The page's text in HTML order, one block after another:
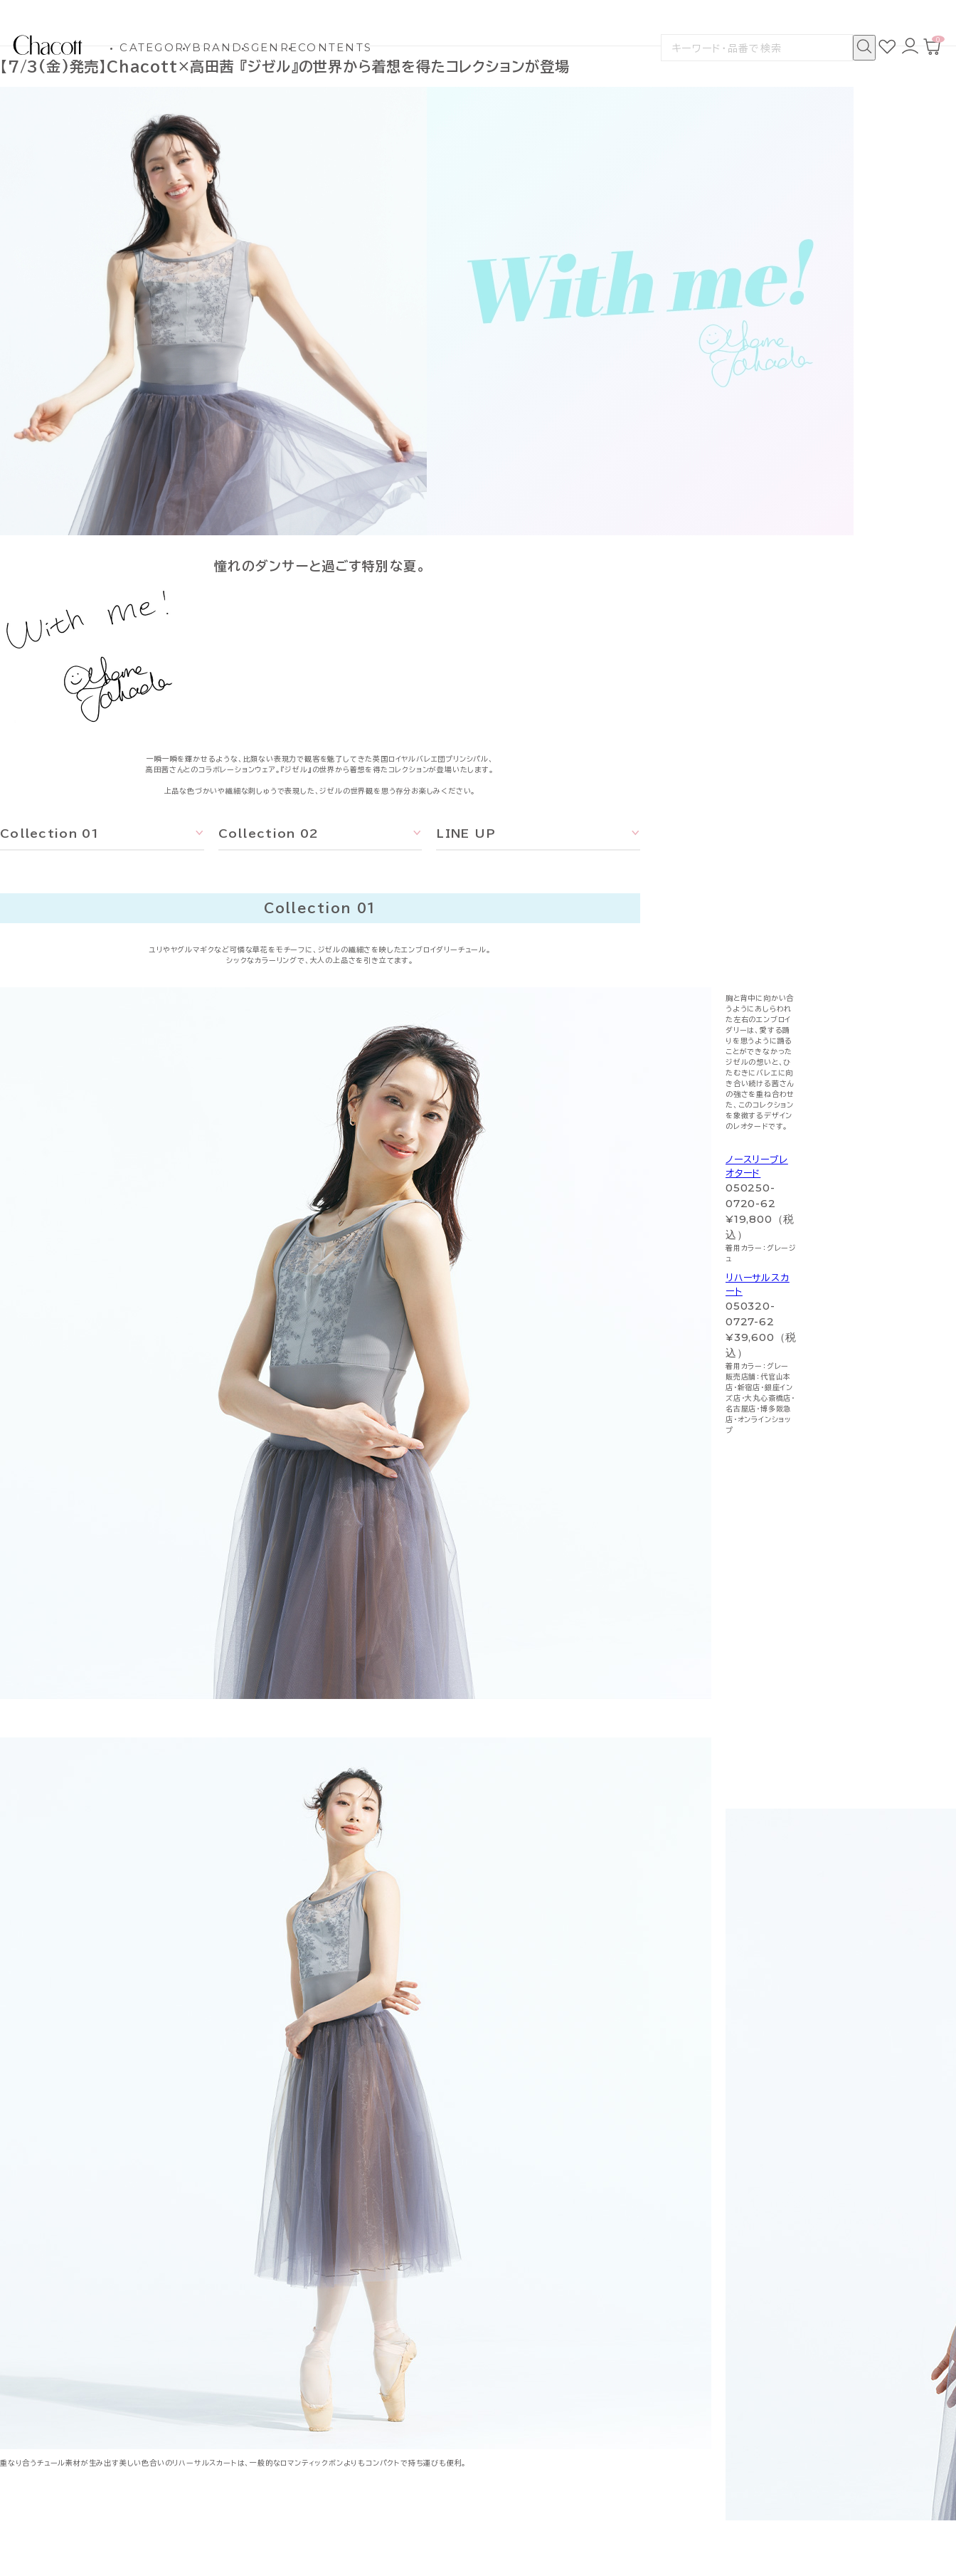
CATEGORYBRANDS GENRECONTENTS
検
お
気
ロ
グ
カ
0
【7/3(金)発売】Chacott×高田茜 『ジゼル』の世界から着想を得たコレクションが登場
憧れのダンサーと過ごす特別な夏。
一瞬一瞬を輝かせるような、比類ない表現力で観客を魅了してきた英国ロイヤルバレエ団プリンシパル、
高田茜さんとのコラボレーションウェア。『ジゼル』の世界から着想を得たコレクションが登場いたします。
上品な色づかいや繊細な刺しゅうで表現した、ジゼルの世界観を思う存分お楽しみください。
Collection 01 Collection 02 LINE UP
Collection 01
ユリやヤグルマギクなど可憐な草花をモチーフに、ジゼルの繊細さを映したエンブロイダリーチュール。
シックなカラーリングで、大人の上品さを引き立てます。
胸と背中に向かい合
うようにあしらわれ
た左右のエンブロイ
ダリーは、愛する踊
りを思うように踊る
ことができなかった
ジゼルの想いと、ひ
たむきにバレエに向
き合い続ける茜さん
の強さを重ね合わせ
た、このコレクション
を象徴するデザイン
のレオタードです。
ノースリーブレ
オタード
050250-
0720-62
¥19,800（税
込）
着用カラー：グレージ
ュ
リハーサルスカ
ート
050320-
0727-62
¥39,600（税
込）
着用カラー：グレー
販売店舗：代官山本
店・新宿店・銀座イン
ズ店・大丸心斎橋店・
名古屋店・博多阪急
店・オンラインショッ
プ
重なり合うチュール素材が生み出す美しい色合いのリハーサルスカートは、一般的なロマンティックボンよりもコンパクトで持ち運びも便利。